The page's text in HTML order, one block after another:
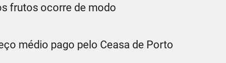
frutos ocorre de modo
médio pago pelo Ceasa de Porto